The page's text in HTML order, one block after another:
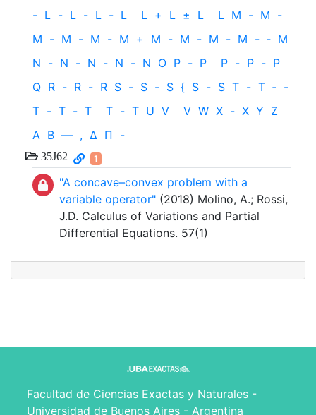
- L - L - L - L L + L ± L L M - M -
M - M - M - M + M - M - M - M - ‐ M
N - N - N - N - N O P - P P - P - P
Q R - R - R S - S - S { S - S T - T ‐ -
T - T - T T - T U V V W X - X Y Z
Α Β — , Δ Π -
35J62 1
"A concave–convex problem with a
variable operator" (2018) Molino, A.; Rossi,
J.D. Calculus of Variations and Partial
Differential Equations. 57(1)
Facultad de Ciencias Exactas y Naturales -
Universidad de Buenos Aires - Argentina